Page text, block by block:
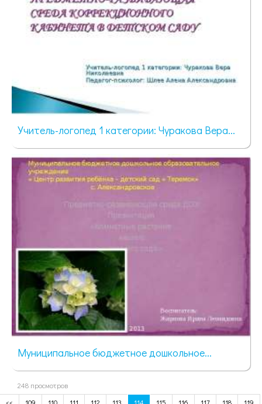
Учитель-логопед 1 категории: Чуракова Вера...
402 просмотра
Муниципальное бюджетное дошкольное...
248 просмотров